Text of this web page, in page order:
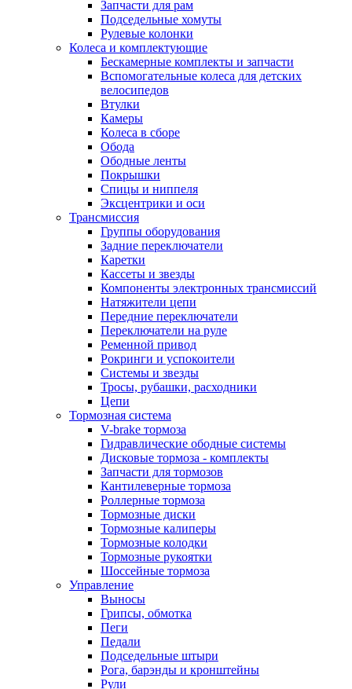
Запчасти для рам
Подседельные хомуты
Рулевые колонки
Колеса и комплектующие
Бескамерные комплекты и запчасти
Вспомогательные колеса для детских
велосипедов
Втулки
Камеры
Колеса в сборе
Обода
Ободные ленты
Покрышки
Спицы и ниппеля
Эксцентрики и оси
Трансмиссия
Группы оборудования
Задние переключатели
Каретки
Кассеты и звезды
Компоненты электронных трансмиссий
Натяжители цепи
Передние переключатели
Переключатели на руле
Ременной привод
Рокринги и успокоители
Системы и звезды
Тросы, рубашки, расходники
Цепи
Тормозная система
V-brake тормоза
Гидравлические ободные системы
Дисковые тормоза - комплекты
Запчасти для тормозов
Кантилеверные тормоза
Роллерные тормоза
Тормозные диски
Тормозные калиперы
Тормозные колодки
Тормозные рукоятки
Шоссейные тормоза
Управление
Выносы
Грипсы, обмотка
Пеги
Педали
Подседельные штыри
Рога, барэнды и кронштейны
Рули